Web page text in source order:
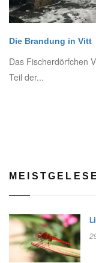
Die Brandung in Vitt
Das Fischerdörfchen
Teil der...